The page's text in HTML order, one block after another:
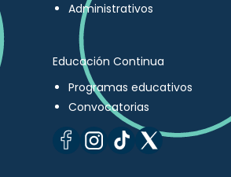
Administrativos
Educación Continua
Programas educativos
Convocatorias